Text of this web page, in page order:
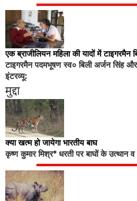
एक ब्राजीलियन महिला की यादों में टाइगरमैन
टाइगरमैन पदमभूषण स्व० बिली अर्जन सिंह
इंटरव्यू:
मुद्दा
क्या खत्म हो जायेगा भारतीय बाघ
कृष्ण कुमार मिश्र* धरती पर बाघों के